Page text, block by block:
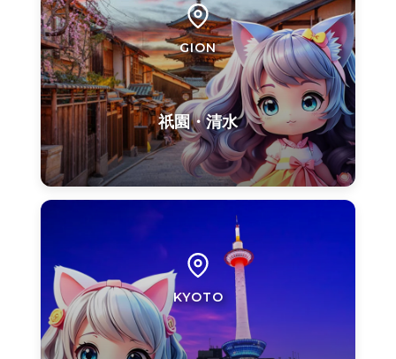
GION
祇園・清水
KYOTO